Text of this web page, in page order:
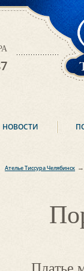
Ателье Тиссура Челябинск →
Платье
НОВОСТИ